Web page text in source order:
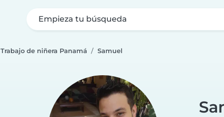
Empieza tu búsqueda
Trabajo de niñera Panamá Samuel